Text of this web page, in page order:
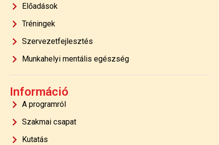
Előadások
Tréningek
Szervezetfejlesztés
Munkahelyi mentális egészség
Információ
A programról
Szakmai csapat
Kutatás